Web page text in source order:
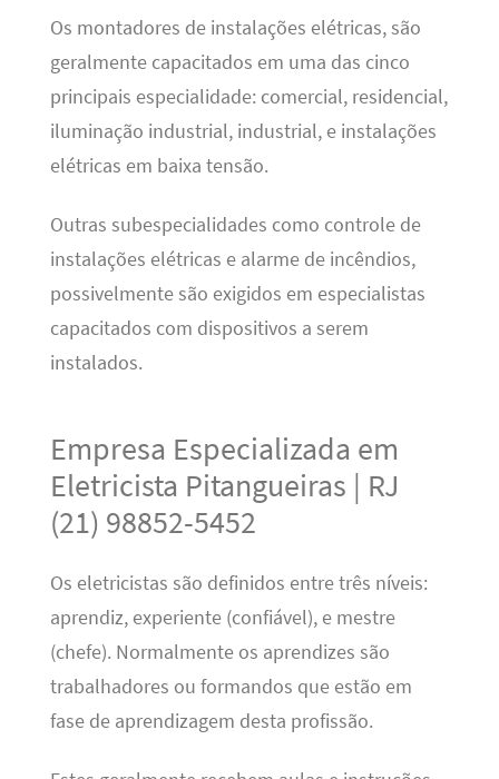
Os montadores de instalações elétricas, são
geralmente capacitados em uma das cinco
principais especialidade: comercial, residencial,
iluminação industrial, industrial, e instalações
elétricas em baixa tensão.
Outras subespecialidades como controle de
instalações elétricas e alarme de incêndios,
possivelmente são exigidos em especialistas
capacitados com dispositivos a serem
instalados.
Empresa Especializada em
Eletricista Pitangueiras | RJ
(21) 98852-5452
Os eletricistas são definidos entre três níveis:
aprendiz, experiente (confiável), e mestre
(chefe). Normalmente os aprendizes são
trabalhadores ou formandos que estão em
fase de aprendizagem desta profissão.